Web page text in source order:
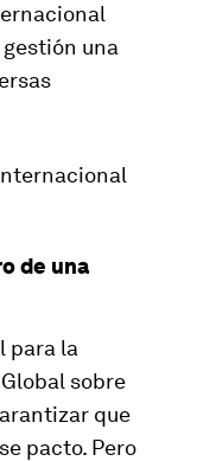
una
de una
para la
sobre
que
pacto. Pero